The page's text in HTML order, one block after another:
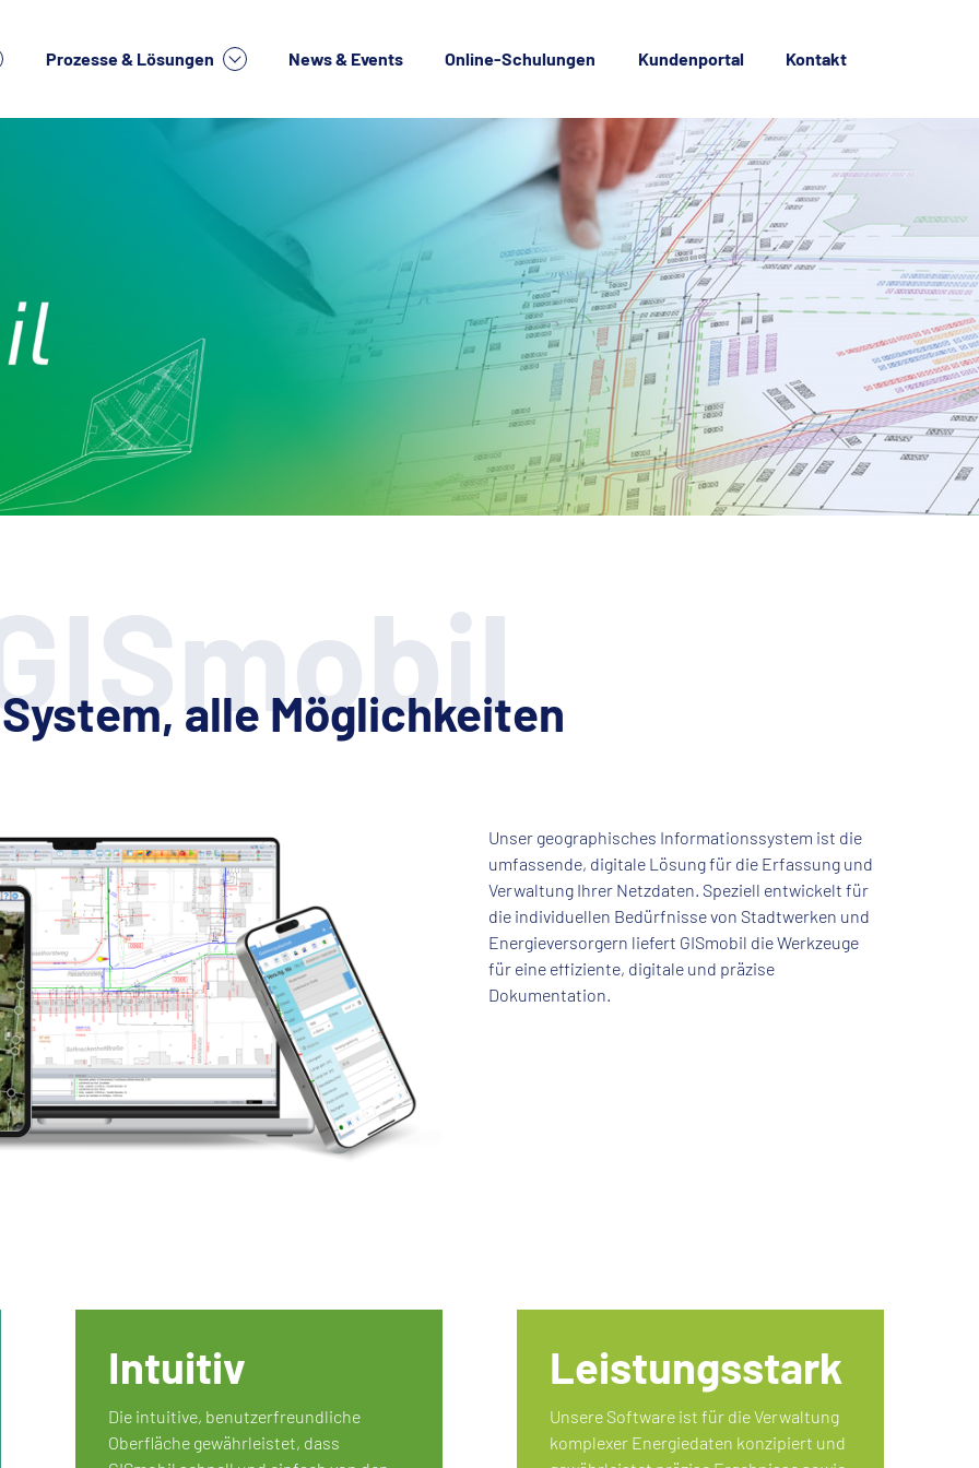
Prozesse & Lösungen News & Events Online-Schulungen Kundenportal Kontakt
alle Möglichkeiten
Unser geographisches Informationssystem ist die
umfassende, digitale Lösung für die Erfassung und
Verwaltung Ihrer Netzdaten. Speziell entwickelt für
die individuellen Bedürfnisse von Stadtwerken und
Energieversorgern liefert GISmobil die Werkzeuge
für eine effiziente, digitale und präzise
Dokumentation.
Intuitiv
Die intuitive, benutzerfreundliche
Oberfläche gewährleistet, dass
Leistungsstark
Unsere Software ist für die Verwaltung
komplexer Energiedaten konzipiert und